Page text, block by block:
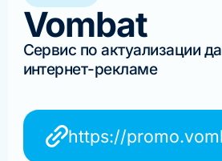
Vombat
Сервис по актуализации
интернет-рекламе
https://